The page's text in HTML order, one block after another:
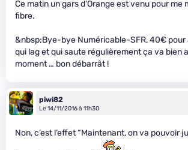
Ce matin un gars d’Orange est venu pour me
fibre.
&nbsp;Bye-bye Numéricable-SFR, 40€ pour
qui lag et qui saute régulièrement ça va bien
moment … bon débarrât !
piwi82
Le 14/11/2016 à 11h30
Non, c’est l’effet “Maintenant, on va pouvoir